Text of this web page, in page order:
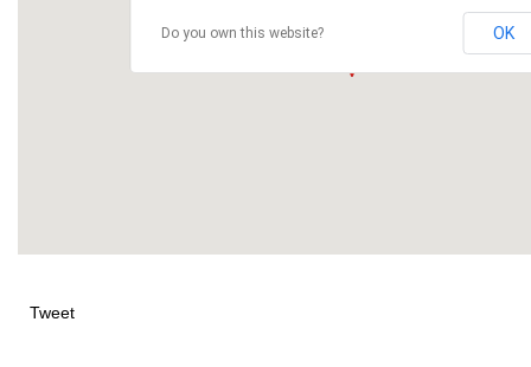
Do you own this website? OK
Tweet